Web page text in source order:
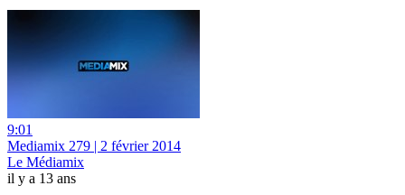
9:01
Mediamix 279 | 2 février 2014
Le Médiamix
il y a 13 ans